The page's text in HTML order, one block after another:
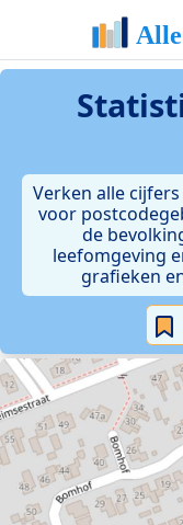
Verken alle
voor
de
leefomgeving
grafieken